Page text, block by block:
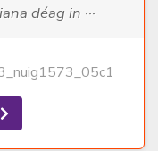
déag in ···